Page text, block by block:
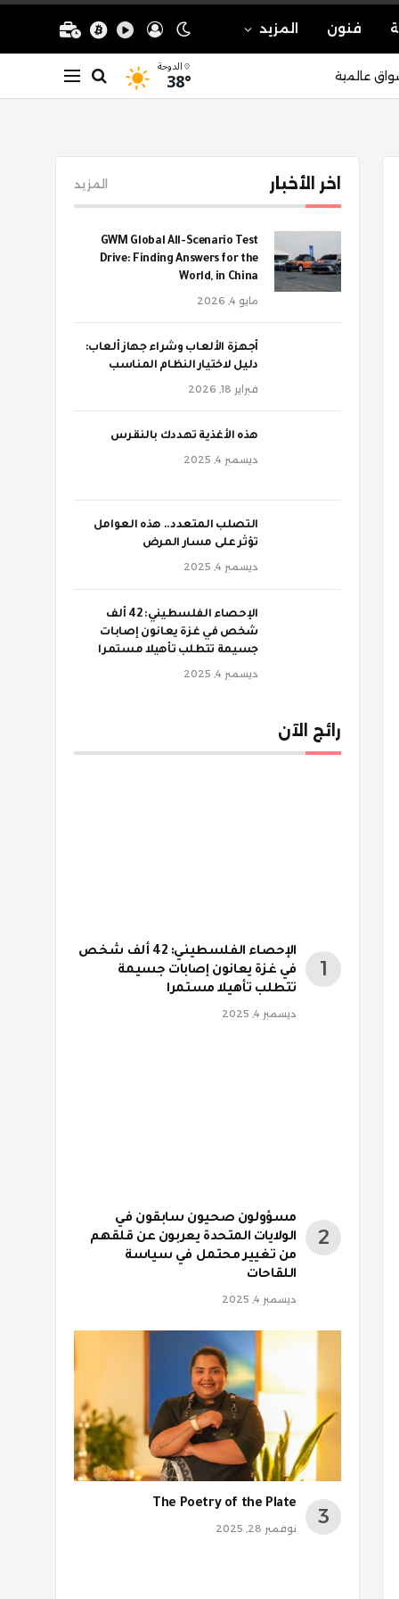
فنون المزيد
عالمية الدوحة
38°
اخر الأخبار المزيد
GWM Global All-Scenario Test
Drive: Finding Answers for the
World, in China
مايو 4, 2026
أجهزة الألعاب وشراء جهاز ألعاب:
دليل لاختيار النظام المناسب
فبراير 18, 2026
‫هذه الأغذية تهددك بالنقرس
ديسمبر 4, 2025
‫التصلب المتعدد.. هذه العوامل
تؤثر على مسار المرض
ديسمبر 4, 2025
الإحصاء الفلسطيني: 42 ألف
شخص في غزة يعانون إصابات
جسيمة تتطلب تأهيلا مستمرا
ديسمبر 4, 2025
رائج الآن
الإحصاء الفلسطيني: 42 ألف شخص
في غزة يعانون إصابات جسيمة
تتطلب تأهيلا مستمرا
ديسمبر 4, 2025
مسؤولون صحيون سابقون في
الولايات المتحدة يعربون عن قلقهم
من تغيير محتمل في سياسة
اللقاحات
ديسمبر 4, 2025
The Poetry of the Plate
نوفمبر 28, 2025